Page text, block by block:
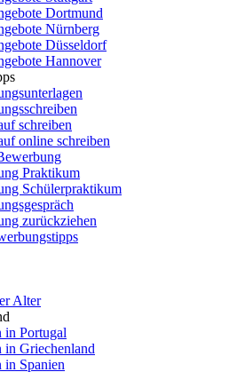
Dortmund
Nürnberg
Düsseldorf
Hannover
schreiben
online schreiben
Praktikum
Schülerpraktikum
zurückziehen
Alter
in Portugal
in Griechenland
in Spanien